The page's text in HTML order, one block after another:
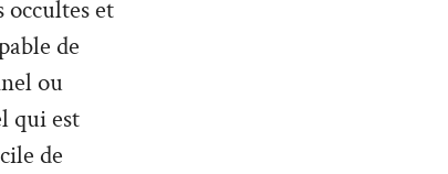
occultes et
de
ou
qui est
de